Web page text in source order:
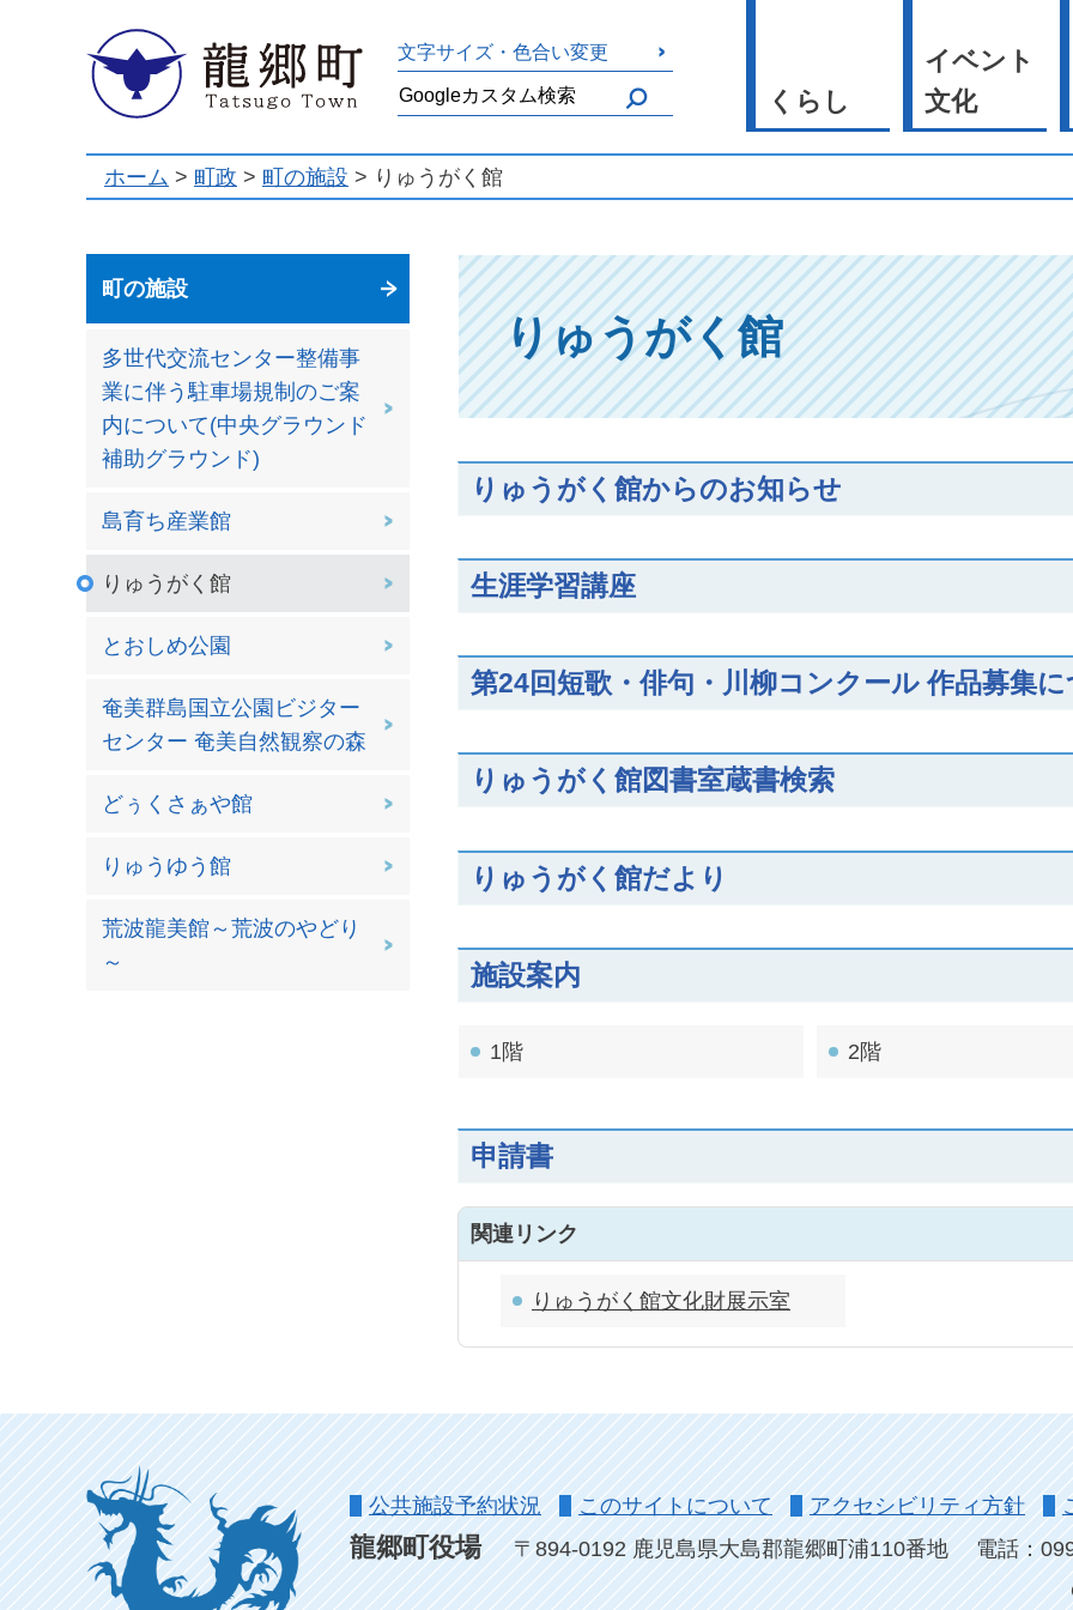
龍郷町 文字サイズ・色合い変更
くらし
イベント
文化
ホーム > 町政 > 町の施設 > りゅうがく館
町の施設
多世代交流センター整備事
業に伴う駐車場規制のご案
内について(中央グラウンド
補助グラウンド)
島育ち産業館
りゅうがく館
とおしめ公園
奄美群島国立公園ビジター
センター 奄美自然観察の森
どぅくさぁや館
りゅうゆう館
荒波龍美館～荒波のやどり
～
りゅうがく館
りゅうがく館からのお知らせ
生涯学習講座
第24回短歌・俳句・川柳コンクール 作品募集
りゅうがく館図書室蔵書検索
りゅうがく館だより
施設案内
1階 2階
申請書
関連リンク
りゅうがく館文化財展示室
公共施設予約状況 このサイトについて アクセシビリティ方針
龍郷町役場 〒894-0192 鹿児島県大島郡龍郷町浦110番地
電話：